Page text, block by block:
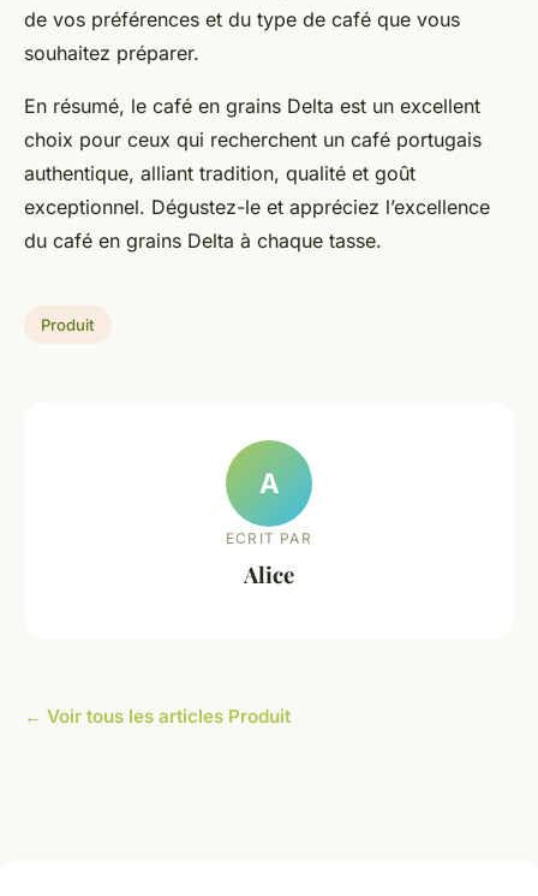
de vos préférences et du type de café que vous
souhaitez préparer.
En résumé, le café en grains Delta est un excellent
choix pour ceux qui recherchent un café portugais
authentique, alliant tradition, qualité et goût
exceptionnel. Dégustez-le et appréciez l’excellence
du café en grains Delta à chaque tasse.
Produit
A
ECRIT PAR
Alice
← Voir tous les articles Produit